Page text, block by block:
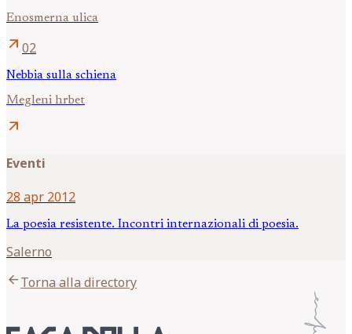
Enosmerna ulica
arrow_outward 02
Nebbia sulla schiena
Megleni hrbet
arrow_outward
Eventi
28 apr 2012
La poesia resistente. Incontri internazionali di poesia.
Salerno
arrow_backTorna alla directory